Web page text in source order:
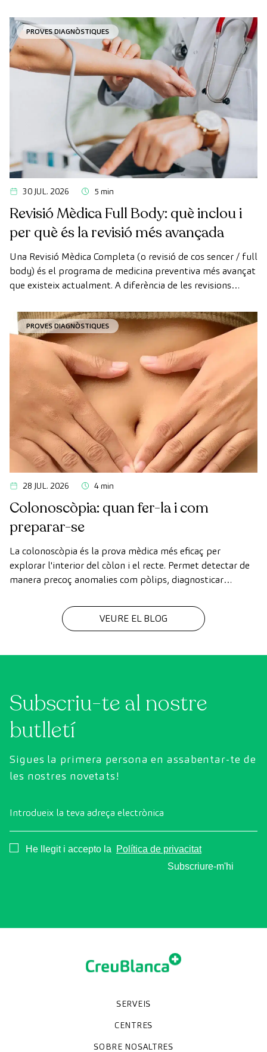
poden trigar més del desitjat.
PROVES DIAGNÒSTIQUES
30 JUL. 2026 5 min
Revisió Mèdica Full Body: què inclou i
per què és la revisió més avançada
Una Revisió Mèdica Completa (o revisió de cos sencer / full
body) és el programa de medicina preventiva més avançat
que existeix actualment. A diferència de les revisions
diagnòstic per la imatge d'última generació per avaluar de
manera exhaustiva l'estat dels òrgans vitals, el sistema
vascular i el cervell abans que apareguin els primers
símptomes.
PROVES DIAGNÒSTIQUES
28 JUL. 2026 4 min
Colonoscòpia: quan fer-la i com
preparar-se
La colonoscòpia és la prova mèdica més eficaç per
explorar l'interior del còlon i el recte. Permet detectar de
manera precoç anomalies com pòlips, diagnosticar
VEURE EL BLOG
Subscriu-te al nostre
butlletí
Sigues la primera persona en assabentar-te de
les nostres novetats!
Introdueix la teva adreça electrònica
Consentimiento
He llegit i accepto la
Política de privacitat
Subscriure-m'hi
SERVEIS
Especialitats
Proves diagnòstiques
Revisions mèdiques
Unitats especialitzades
CENTRES
Clínica CreuBlanca
CreuBlanca Tarradellas
Diagnosis Médica
Hospital CreuBlanca Maresme
SOBRE NOSALTRES